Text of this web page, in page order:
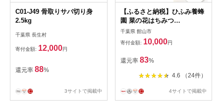
C01-J49 骨取りサバ切り身
2.5kg
千葉県 長生村
寄付金額: 12,000円
還元率 88%
3サイトで掲載中
【ふるさと納税】ひふみ養蜂
園 菜の花はちみつ
600g【1486510】
千葉県 館山市
寄付金額: 10,000円
還元率 83%
4.6 （24件）
4サイトで掲載中